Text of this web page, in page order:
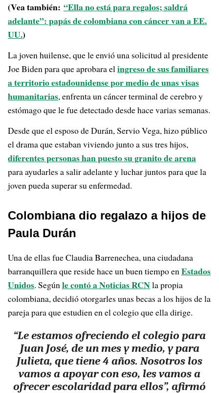
(Vea también: “Ella no está para regalos; saldrá
adelante”: papás de colombiana con cáncer van a EE.
UU.)
La joven huilense, que le envió una solicitud al presidente
Joe Biden para que aprobara elingreso de sus familiares
a territorio estadounidense por medio de unas visas
humanitarias, enfrenta un cáncer terminal de cerebro y
estómago que le fue detectado desde hace varias semanas.
Desde que el esposo de Durán, Servio Vega, hizo público
el drama que estaban viviendo junto a sus tres hijos,
diferentes personas han puesto su granito de arena
para ayudarles a salir adelante y luchar juntos para que la
joven pueda superar su enfermedad.
Colombiana dio regalazo a hijos de
Paula Durán
Una de ellas fue Claudia Barrenechea, una ciudadana
barranquillera que reside hace un buen tiempo enEstados
Unidos. Segúnle contó a Noticias RCNla propia
colombiana, decidió otorgarles unas becas a los hijos de la
pareja para que estudien en el colegio que ella dirige.
“Le estamos ofreciendo el colegio para
Juan José, de un mes y medio, y para
Julieta, que tiene 4 años. Nosotros los
vamos a apoyar con eso, les vamos a
ofrecer escolaridad para ellos”, afirmó